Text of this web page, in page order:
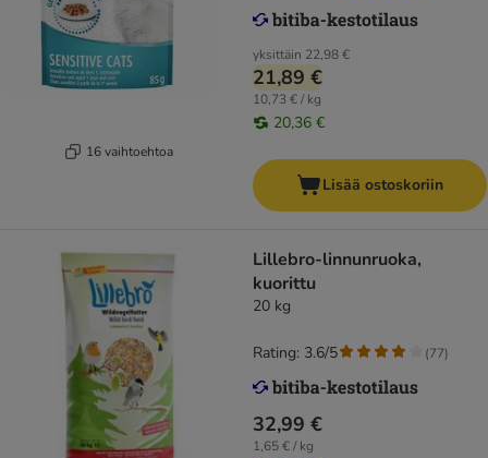
16 vaihtoehtoa
yksittäin 22,98 €
21,89 €
10,73 € / kg
20,36 €
Lisää ostoskoriin
Lillebro-linnunruoka,
kuorittu
20 kg
32,99 €
1,65 € / kg
Rating: 3.6/5 (77)